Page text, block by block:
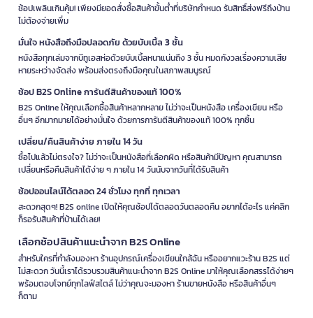
ช้อปเพลินเกินคุ้ม! เพียงมียอดสั่งซื้อสินค้าขั้นต่ำที่บริษัทกำหนด รับสิทธิ์ส่งฟรีถึงบ้าน
ไม่ต้องจ่ายเพิ่ม
มั่นใจ หนังสือถึงมือปลอดภัย ด้วยบับเบิ้ล 3 ชั้น
หนังสือทุกเล่มจากบีทูเอสห่อด้วยบับเบิ้ลหนาแน่นถึง 3 ชั้น หมดกังวลเรื่องความเสีย
หายระหว่างจัดส่ง พร้อมส่งตรงถึงมือคุณในสภาพสมบูรณ์
ช้อป B2S Online การันตีสินค้าของแท้ 100%
B2S Online ให้คุณเลือกซื้อสินค้าหลากหลาย ไม่ว่าจะเป็นหนังสือ เครื่องเขียน หรือ
อื่นๆ อีกมากมายได้อย่างมั่นใจ ด้วยการการันตีสินค้าของแท้ 100% ทุกชิ้น
เปลี่ยน/คืนสินค้าง่าย ภายใน 14 วัน
ซื้อไปแล้วไม่ตรงใจ? ไม่ว่าจะเป็นหนังสือที่เลือกผิด หรือสินค้ามีปัญหา คุณสามารถ
เปลี่ยนหรือคืนสินค้าได้ง่าย ๆ ภายใน 14 วันนับจากวันที่ได้รับสินค้า
ช้อปออนไลน์ได้ตลอด 24 ชั่วโมง ทุกที่ ทุกเวลา
สะดวกสุดๆ! B2S online เปิดให้คุณช้อปได้ตลอดวันตลอดคืน อยากได้อะไร แค่คลิก
ก็รอรับสินค้าที่บ้านได้เลย!
เลือกช้อปสินค้าแนะนำจาก B2S Online
สำหรับใครที่กำลังมองหา ร้านอุปกรณ์เครื่องเขียนใกล้ฉัน หรืออยากแวะร้าน B2S แต่
ไม่สะดวก วันนี้เราได้รวบรวมสินค้าแนะนำจาก B2S Online มาให้คุณเลือกสรรได้ง่ายๆ
พร้อมตอบโจทย์ทุกไลฟ์สไตล์ ไม่ว่าคุณจะมองหา ร้านขายหนังสือ หรือสินค้าอื่นๆ
ก็ตาม